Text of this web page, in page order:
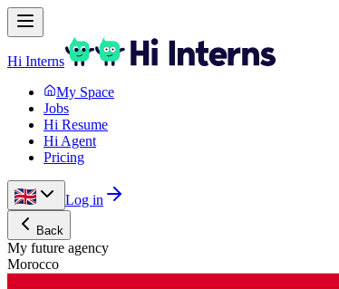
Hi Interns
My Space
Jobs
Hi Resume
Hi Agent
Pricing
Log in
Back
My future agency
Morocco